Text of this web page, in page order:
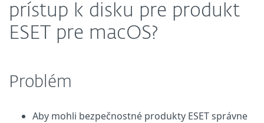
prístup k disku pre produkt
ESET pre macOS?
Problém
Aby mohli bezpečnostné produkty ESET správne